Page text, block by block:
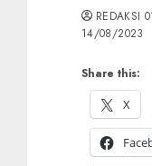
Share this:
X
REDAKSI
14/08/2023